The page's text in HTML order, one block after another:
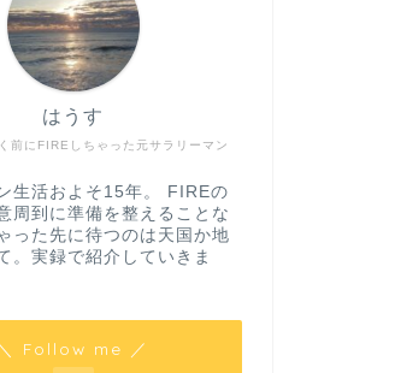
前にFIREしちゃった元サラリーマン
はうす
生活およそ15年。 FIREの
周到に準備を整えることな
った先に待つのは天国か地
。実録で紹介していきま
＼ Follow me ／